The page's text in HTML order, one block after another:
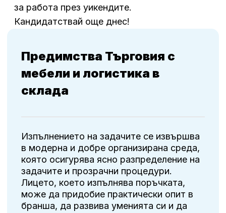
за работа през уикендите.
Кандидатствай още днес!
Предимства Търговия с
мебели и логистика в
склада
Изпълнението на задачите се извършва
в модерна и добре организирана среда,
която осигурява ясно разпределение на
задачите и прозрачни процедури.
Лицето, което изпълнява поръчката,
може да придобие практически опит в
бранша, да развива уменията си и да